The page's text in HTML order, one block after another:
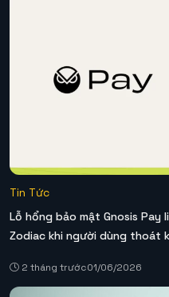
Tin Tức
Lỗ hổng bảo mật Gnosis Pay
Zodiac khi người dùng thoát
2 tháng trước01/06/2026